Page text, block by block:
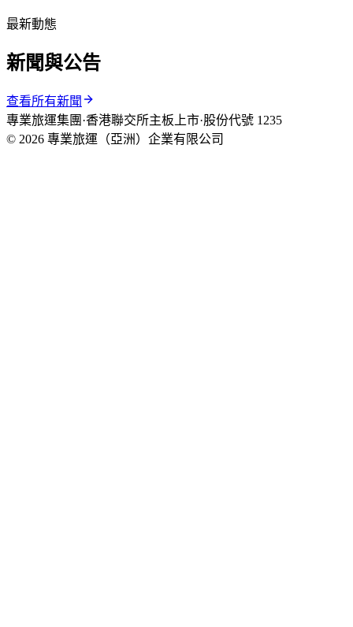
最新動態
新聞與公告
查看所有新聞
專業旅運集團 ·香港聯交所主板上市·股份代號 1235
© 2026 專業旅運（亞洲）企業有限公司